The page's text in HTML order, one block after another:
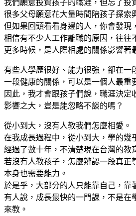
我們願意投資孩子的職涯，但忘了投
很多父母願意花大量時間陪孩子探索
但如果回頭看看身邊的人，你會發現
相信有不少人工作離職的原因，往往
更多時候，是人際相處的關係影響著
有些人學歷很好、能力很強，卻在一
一段健康的關係，可以是一個人最重
因此，我才會跟孩子們說，職涯決
影響之大，豈是能忽略不談的嗎？
從小到大，沒有人教我們怎麼相愛。
在我成長過程中，從小到大，學的幾
經過了數十年，不清楚現在台灣的教
若沒有人教孩子，怎麼辨認一段真正
本身也需要能力。
於是乎，大部分的人只能靠自己，靠
有人說，成長最快的一門課，不是
來教。